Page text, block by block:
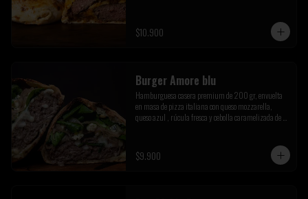
$10.900
Burger Amore blu
Hamburguesa casera premium de 200 gr, envuelta
en masa de pizza italiana con queso mozzarella,
queso azul , rúcula fresca y cebolla caramelizada de la
$9.900